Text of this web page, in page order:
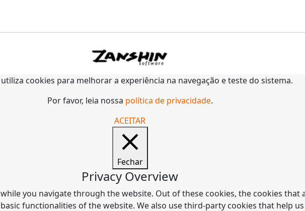
utiliza cookies para melhorar a experiência na navegação e teste do sistema.
Por favor, leia nossa política de privacidade.
ACEITAR
Fechar
Privacy Overview
you navigate through the website. Out of these cookies, the cookies that
functionalities of the website. We also use third-party cookies that help